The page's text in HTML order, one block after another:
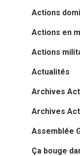
Actions
Actions en
Actions
Actualités
Archives
Archives
Assemblée
Ça bouge